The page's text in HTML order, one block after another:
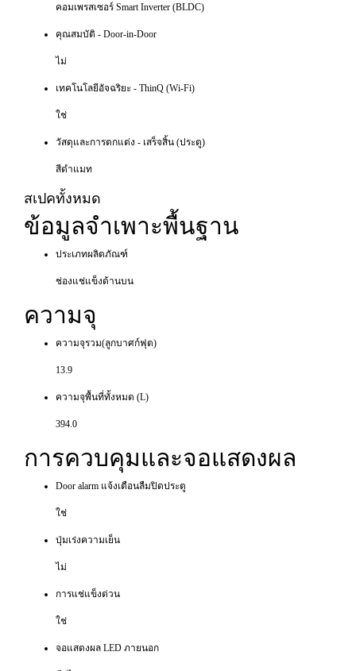
คอมเพรสเซอร์ Smart Inverter (BLDC)
คุณสมบัติ - Door-in-Door
ไม่
เทคโนโลยีอัจฉริยะ - ThinQ (Wi-Fi)
ใช่
วัสดุและการตกแต่ง - เสร็จสิ้น (ประตู)
สีดำแมท
สเปคทั้งหมด
ข้อมูลจำเพาะพื้นฐาน
ประเภทผลิตภัณฑ์
ช่องแช่แข็งด้านบน
ความจุ
ความจุรวม(ลูกบาศก์ฟุต)
13.9
ความจุพื้นที่ทั้งหมด (L)
394.0
การควบคุมและจอแสดงผล
Door alarm แจ้งเตือนลืมปิดประตู
ใช่
ปุ่มเร่งความเย็น
ไม่
การแช่แข็งด่วน
ใช่
จอแสดงผล LED ภายนอก